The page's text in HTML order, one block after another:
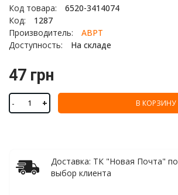
Код товара:
6520-3414074
Код:
1287
Производитель:
АВРТ
Доступность:
На складе
47 грн
- + В КОРЗИНУ
Доставка: ТК "Новая Почта"
выбор клиента